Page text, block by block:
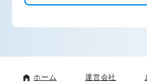
ホーム 運営会社